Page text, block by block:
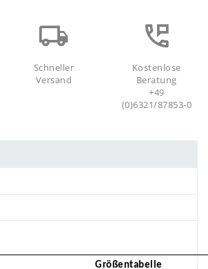
Schneller
Versand
Kostenlose
Beratung
+49
(0)6321/87853-0
Größentabelle